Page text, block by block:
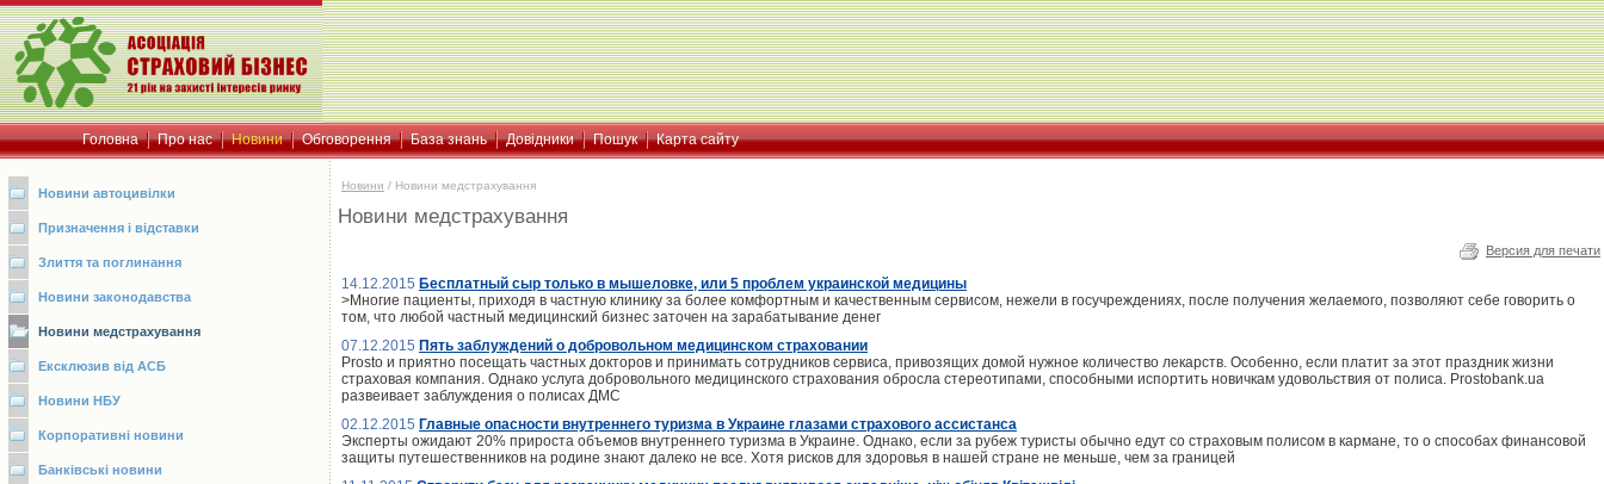
Головна Про нас Новини Обговорення База знань Довідники Пошук Карта сайту
Новини автоцивілки
Призначення і відставки
Злиття та поглинання
Новини законодавства
Новини медстрахування
Ексклюзив від АСБ
Новини НБУ
Корпоративні новини
Банківські новини
Новини / Новини медстрахування
Новини медстрахування
Версия для печати
14.12.2015 Бесплатный сыр только в мышеловке, или 5 проблем украинской медицины
>Многие пациенты, приходя в частную клинику за более комфортным и качественным сервисом, нежели в госучреждениях, после получения желаемого, позволяют себе говорить о
том, что любой частный медицинский бизнес заточен на зарабатывание денег
07.12.2015 Пять заблуждений о добровольном медицинском страховании
Prosto и приятно посещать частных докторов и принимать сотрудников сервиса, привозящих домой нужное количество лекарств. Особенно, если платит за этот праздник жизни
страховая компания. Однако услуга добровольного медицинского страхования обросла стереотипами, способными испортить новичкам удовольствия от полиса. Prostobank.ua
развеивает заблуждения о полисах ДМС
02.12.2015 Главные опасности внутреннего туризма в Украине глазами страхового ассистанса
Эксперты ожидают 20% прироста объемов внутреннего туризма в Украине. Однако, если за рубеж туристы обычно едут со страховым полисом в кармане, то о способах финансовой
защиты путешественников на родине знают далеко не все. Хотя рисков для здоровья в нашей стране не меньше, чем за границей